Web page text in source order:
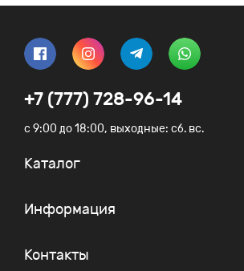
+7 (777) 728-96-14
c 9:00 до 18:00, выходные: сб. вс.
Каталог
Информация
Контакты